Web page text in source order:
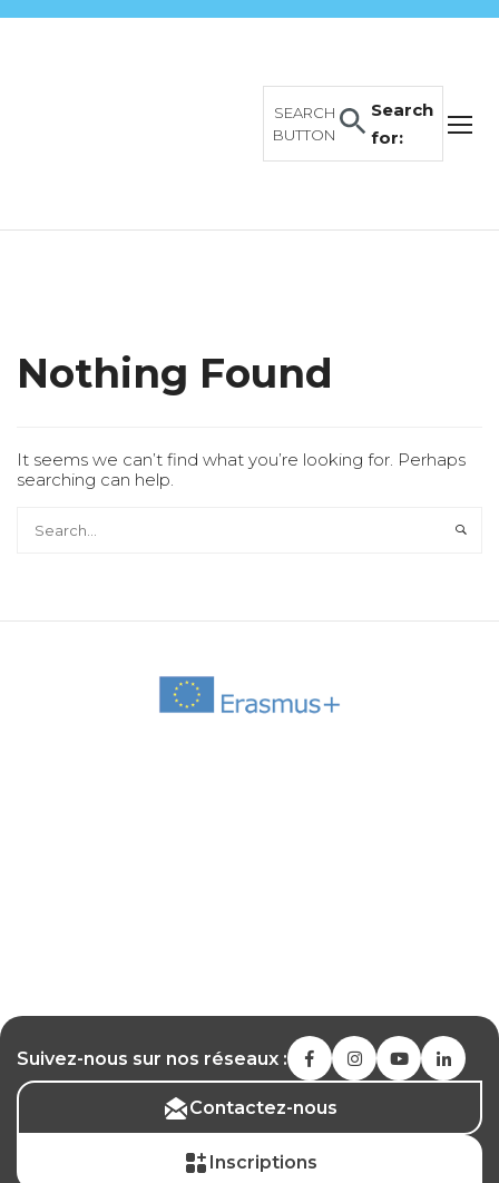
Search
for:
SEARCH
BUTTON
Nothing Found
It seems we can’t find what you’re looking for. Perhaps
searching can help.
Suivez-nous sur nos réseaux :
Contactez-nous
Inscriptions